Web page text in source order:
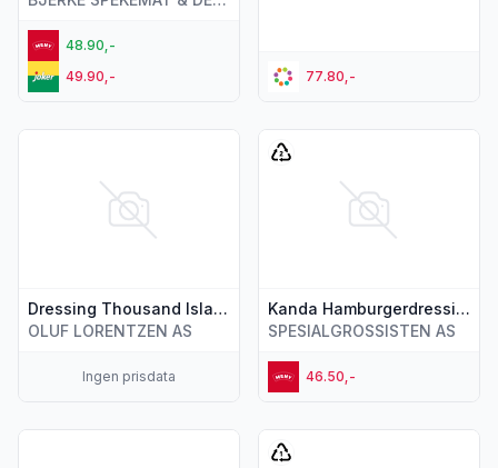
48.90,-
49.90,-
77.80,-
Dressing Thousand Island 473ml Sticky Fingers
OLUF LORENTZEN AS
Ingen prisdata
Vis flere detaljer for produktet "Dressing Thousand Island
Kanda Hamburgerdressing 300ml
SPESIALGROSSISTEN AS
46.50,-
Vis flere detaljer for
Vis flere detaljer for produktet "Kebabsaus Mild 170ml
Vis flere detaljer for